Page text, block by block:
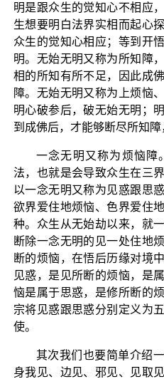
明是跟众生的觉知心不相应
生想要明白法界实相而起心
众生的觉知心相应；等到开
明。无始无明又称为所知障
相的所知有所不足，因此成
障。无始无明又称为上烦恼
明心破参后，破无始无明；
到成佛后，才能够断尽所知障
一念无明又称为烦恼障
法，也就是会导致众生在三
以一念无明又称为见惑跟思
欲界爱住地烦恼、色界爱住
种。众生从无始劫以来，就
断除一念无明的见一处住地
断的烦恼，在悟后历缘对境
见惑，是见所断的烦恼，是
恼是属于思惑，是修所断的
宗将见惑跟思惑分别定义为
使。
其次我们也要简单介绍
身我见、边见、邪见、见取